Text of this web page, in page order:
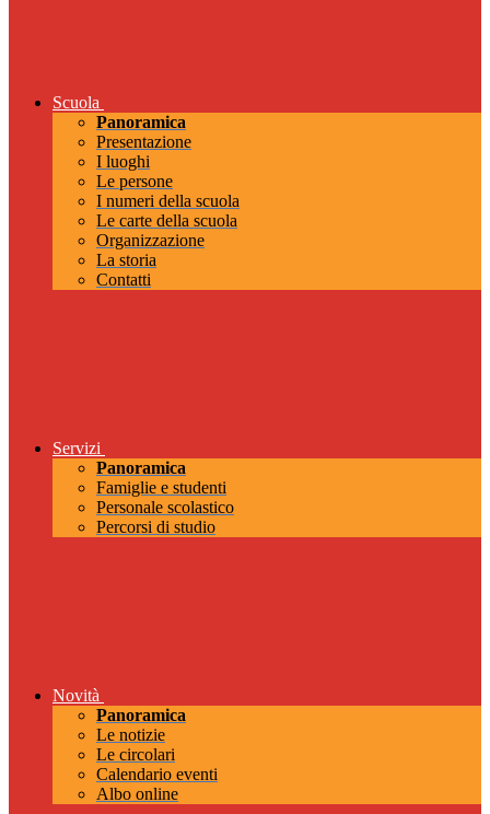
Scuola
Panoramica
Presentazione
I luoghi
Le persone
I numeri della scuola
Le carte della scuola
Organizzazione
La storia
Contatti
Servizi
Panoramica
Famiglie e studenti
Personale scolastico
Percorsi di studio
Novità
Panoramica
Le notizie
Le circolari
Calendario eventi
Albo online